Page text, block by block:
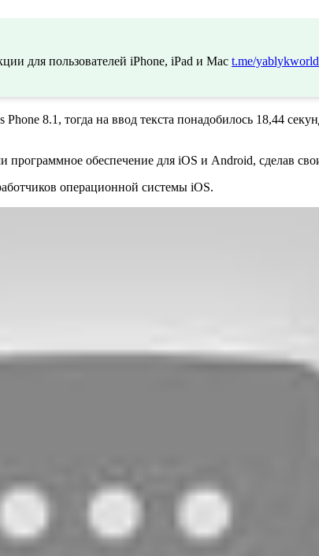
для пользователей iPhone, iPad и Mac t.me/yablykworld
8.1, тогда на ввод текста понадобилось 18,44
обеспечение для iOS и Android, сделав
операционной системы iOS.